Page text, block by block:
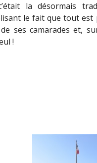
la désormais
le fait que tout est
ses camarades et,
!